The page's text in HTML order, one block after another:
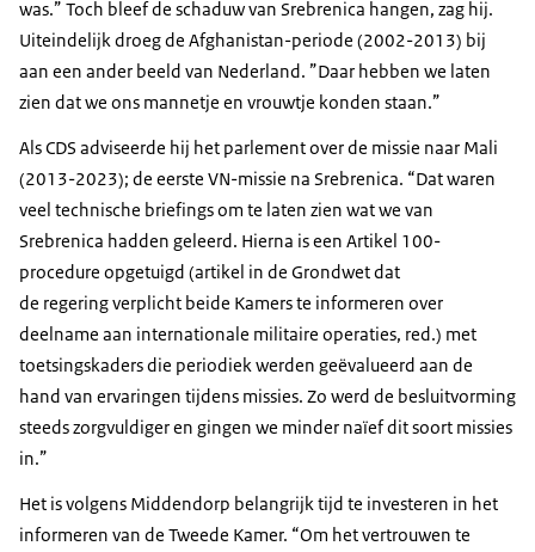
was.” Toch bleef de schaduw van Srebrenica hangen, zag hij.
Uiteindelijk droeg de Afghanistan-periode (2002-2013) bij
aan een ander beeld van Nederland. ”Daar hebben we laten
zien dat we ons mannetje en vrouwtje konden staan.”
Als CDS adviseerde hij het parlement over de missie naar Mali
(2013-2023); de eerste VN-missie na Srebrenica. “Dat waren
veel technische briefings om te laten zien wat we van
Srebrenica hadden geleerd. Hierna is een Artikel 100-
procedure opgetuigd (artikel in de Grondwet dat
de regering verplicht beide Kamers te informeren over
deelname aan internationale militaire operaties, red.) met
toetsingskaders die periodiek werden geëvalueerd aan de
hand van ervaringen tijdens missies. Zo werd de besluitvorming
steeds zorgvuldiger en gingen we minder naïef dit soort missies
in.”
Het is volgens Middendorp belangrijk tijd te investeren in het
informeren van de Tweede Kamer. “Om het vertrouwen te